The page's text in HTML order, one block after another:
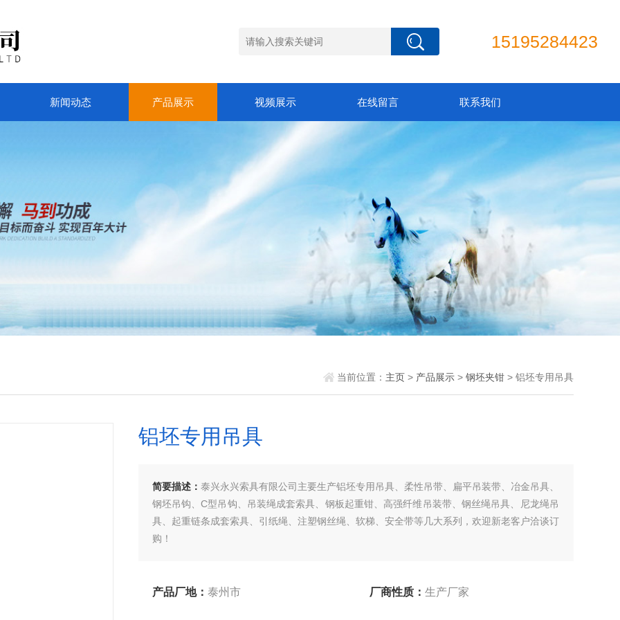
15195284423
新闻动态 产品展示 视频展示 在线留言 联系我们
当前位置： 主页> 产品展示> 钢坯夹钳> 铝坯专用吊具
铝坯专用吊具
简要描述： 泰兴永兴索具有限公司主要生产铝坯专用吊具、柔性吊带、扁平吊装带、冶金吊具、
钢坯吊钩、C型吊钩、吊装绳成套索具、钢板起重钳、高强纤维吊装带、钢丝绳吊具、尼龙绳吊
具、起重链条成套索具、引纸绳、注塑钢丝绳、软梯、安全带等几大系列，欢迎新老客户洽谈订
购！
产品厂地： 泰州市 厂商性质：生产厂家